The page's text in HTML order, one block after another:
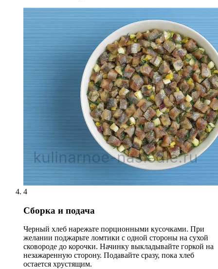
4
Сборка и подача
Черный хлеб нарежьте порционными кусочками. При
желании поджарьте ломтики с одной стороны на сухой
сковороде до корочки. Начинку выкладывайте горкой на
незажаренную сторону. Подавайте сразу, пока хлеб
остается хрустящим.